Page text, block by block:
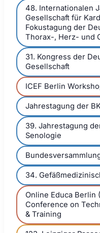
48. Internationalen
Gesellschaft für
Fokustagung der
Thorax-, Herz- und
31. Kongress der
Gesellschaft
ICEF Berlin
Jahrestagung der
39. Jahrestagung
Senologie
34.
Online Educa Berlin
Conference on
& Training